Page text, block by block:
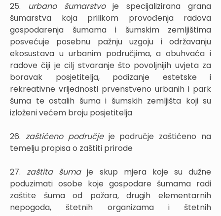
25. urbano šumarstvoje specijalizirana grana
šumarstva koja prilikom provođenja radova
gospodarenja šumama i šumskim zemljištima
posvećuje posebnu pažnju uzgoju i održavanju
ekosustava u urbanim područjima, a obuhvaća i
radove čiji je cilj stvaranje što povoljnijih uvjeta za
boravak posjetitelja, podizanje estetske i
rekreativne vrijednosti prvenstveno urbanih i park
šuma te ostalih šuma i šumskih zemljišta koji su
izloženi većem broju posjetitelja
26. zaštićeno područje je područje zaštićeno na
temelju propisa o zaštiti prirode
27.zaštita šumaje skup mjera koje su dužne
poduzimati osobe koje gospodare šumama radi
zaštite šuma od požara, drugih elementarnih
nepogoda, štetnih organizama i štetnih